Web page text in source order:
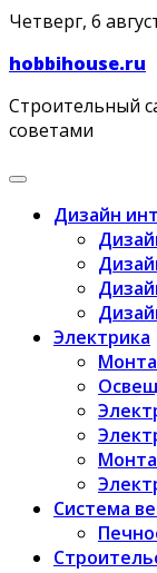
Skip
content
Четверг, 6
hobbihouse.ru
Строительный
советами
Дизайн
Электрика
Система